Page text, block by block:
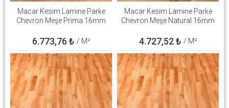
Macar Kesim Lamine Parke
Chevron Meşe Prima 16mm
6.773,76 ₺ / M²
Macar Kesim Lamine Parke
Chevron Meşe Natural 16mm
4.727,52₺ / M²